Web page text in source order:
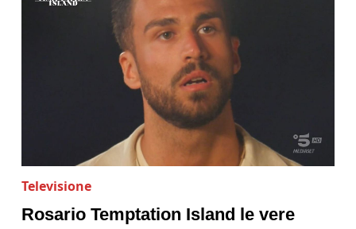
Televisione
Rosario Temptation Island le vere